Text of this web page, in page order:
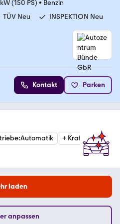
(150 PS) • Benzin
TÜV Neu INSPEKTION Neu
Kontakt Parken
:Automatik + Kraftstoffart
laden
anpassen